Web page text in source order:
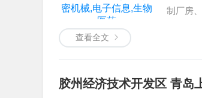
制厂房
查看全文
胶州经济技术开发区 青岛